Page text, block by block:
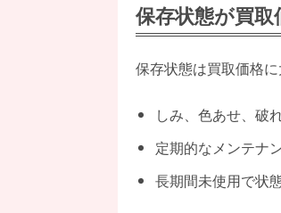
保存状態が買
保存状態は買取価格に
しみ、色あせ、破
定期的なメンテナ
長期間未使用で状